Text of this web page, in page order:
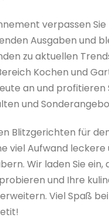
verpassen Sie
Ausgaben und
zu aktuellen
Kochen und
an und profitieren
und
Blitzgerichten für
viel Aufwand leckere
Wir laden Sie ein,
und Ihre
Viel Spaß